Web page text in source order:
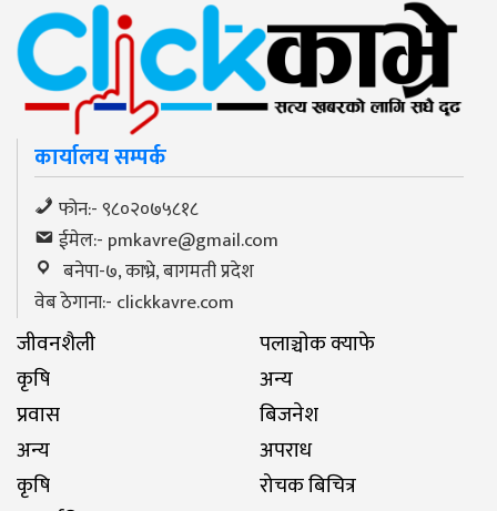
कार्यालय सम्पर्क
फोन:- ९८०२०७५८१८
ईमेल:- pmkavre@gmail.com
बनेपा-७, काभ्रे, बागमती प्रदेश
वेब ठेगाना:- clickkavre.com
जीवनशैली
पलाञ्चाेक क्याफे
कृषि
अन्य
प्रवास
बिजनेश
अन्य
अपराध
कृषि
रोचक बिचित्र